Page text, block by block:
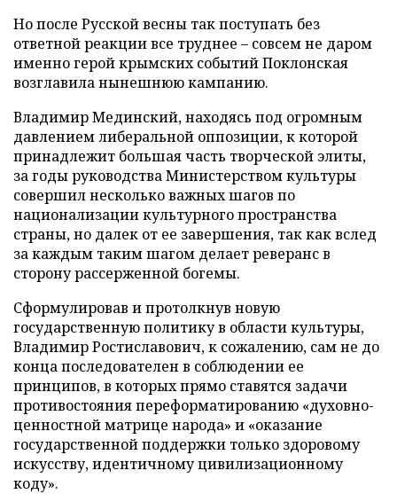
Но после Русской весны так поступать без
ответной реакции все труднее – совсем не даром
именно герой крымских событий Поклонская
возглавила нынешнюю кампанию.
Владимир Мединский, находясь под огромным
давлением либеральной оппозиции, к которой
принадлежит большая часть творческой элиты,
за годы руководства Министерством культуры
совершил несколько важных шагов по
национализации культурного пространства
страны, но далек от ее завершения, так как вслед
за каждым таким шагом делает реверанс в
сторону рассерженной богемы.
Сформулировав и протолкнув новую
государственную политику в области культуры,
Владимир Ростиславович, к сожалению, сам не до
конца последователен в соблюдении ее
принципов, в которых прямо ставятся задачи
противостояния переформатированию «духовно-
ценностной матрице народа» и «оказание
государственной поддержки только здоровому
искусству, идентичному цивилизационному
коду».